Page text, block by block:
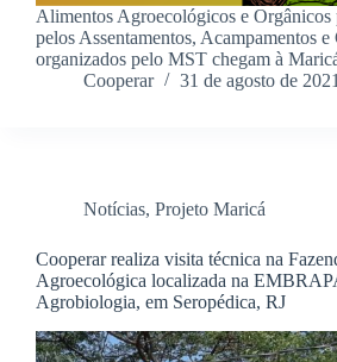
Alimentos Agroecológicos e Orgânicos
pelos Assentamentos, Acampamentos e
organizados pelo MST chegam à
Cooperar
31 de agosto de 2021
Notícias, Projeto Maricá
Cooperar realiza visita técnica na
Agroecológica localizada na
Agrobiologia, em Seropédica, RJ